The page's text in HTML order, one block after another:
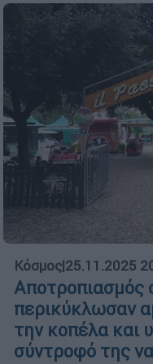
Κόσμος|25.11.2025
περικύκλωσαν
την κοπέλα και
σύντροφό της